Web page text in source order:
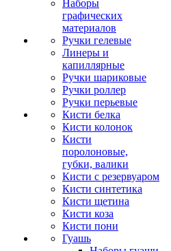
Наборы
графических
материалов
Ручки гелевые
Линеры и
капиллярные
Ручки шариковые
Ручки роллер
Ручки перьевые
Кисти белка
Кисти колонок
Кисти
поролоновые,
губки, валики
Кисти с резервуаром
Кисти синтетика
Кисти щетина
Кисти коза
Кисти пони
Гуашь